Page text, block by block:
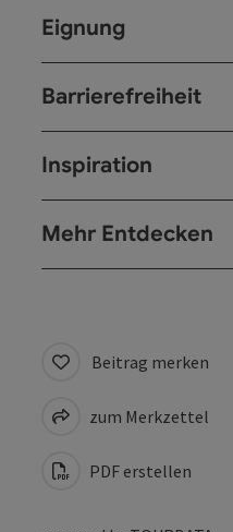
Eignung
Barrierefreiheit
Inspiration
Mehr Entdecken
Beitrag merken
zum Merkzettel
PDF erstellen